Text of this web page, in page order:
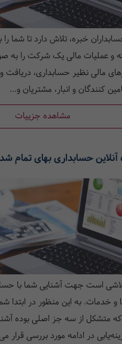
خبره، تلاش دارد تا شما را
و عملیات مالی یک شرکت را به
مالی نظیر حسابداری،
کنندگان و انبار، مشتریان و...
مشاهده جزییات
آنلاین حسابداری بهای تمام
است جهت آشنایی شما با
و خدمات. به این منظور در ابتدا
متشکل از سه جز اصلی بوده
در ادامه مورد بررسی قرار